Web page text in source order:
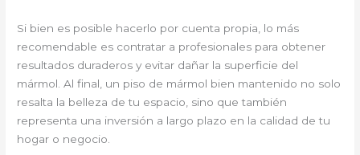
Si bien es posible hacerlo por cuenta propia, lo más
recomendable es contratar a profesionales para obtener
resultados duraderos y evitar dañar la superficie del
mármol. Al final, un piso de mármol bien mantenido no solo
resalta la belleza de tu espacio, sino que también
representa una inversión a largo plazo en la calidad de tu
hogar o negocio.